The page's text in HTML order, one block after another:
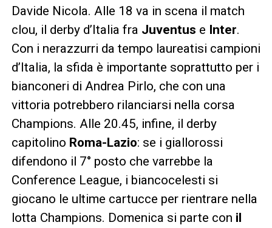
Davide Nicola. Alle 18 va in scena il match
clou, il derby d’Italia fra Juventus e Inter.
Con i nerazzurri da tempo laureatisi campioni
d’Italia, la sfida è importante soprattutto per i
bianconeri di Andrea Pirlo, che con una
vittoria potrebbero rilanciarsi nella corsa
Champions. Alle 20.45, infine, il derby
capitolino Roma-Lazio: se i giallorossi
difendono il 7° posto che varrebbe la
Conference League, i biancocelesti si
giocano le ultime cartucce per rientrare nella
lotta Champions. Domenica si parte con il